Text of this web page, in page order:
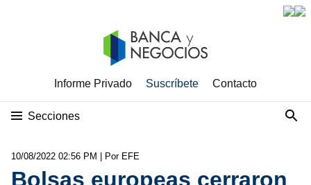
Informe Privado Suscríbete Contacto
Secciones
10/08/2022 02:56 PM | Por EFE
Bolsas europeas cerraron